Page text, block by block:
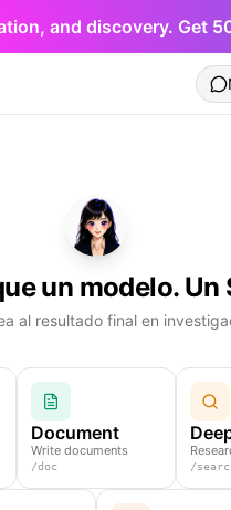
and discovery. Get
un modelo. Un
al resultado final en
Document
Write documents
/doc /